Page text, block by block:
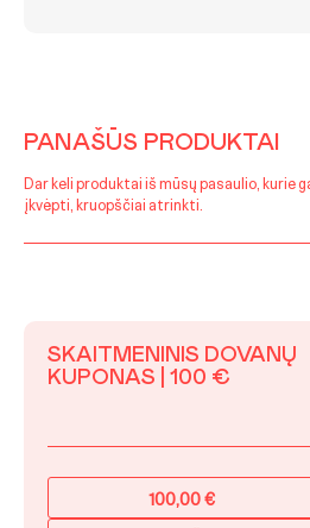
PANAŠŪS PRODUKTAI
Dar keli produktai iš mūsų pasaulio, kurie
įkvėpti, kruopščiai atrinkti.
SKAITMENINIS DOVANŲ
KUPONAS | 100 €
100,00 €